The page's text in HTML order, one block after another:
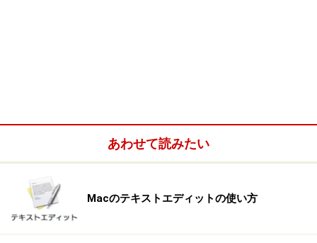
あわせて読みたい
Macのテキストエディットの使い方